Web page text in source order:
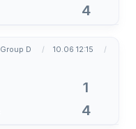
4
Group D
10.06 12:15
1
4